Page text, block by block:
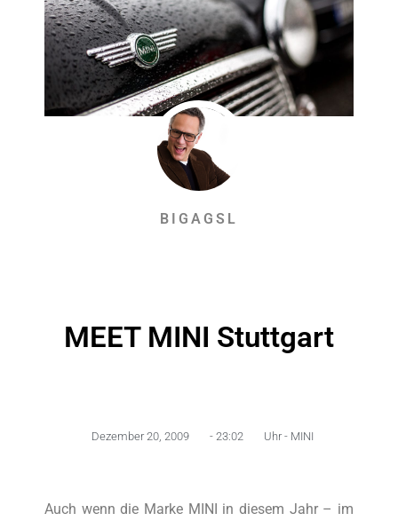
BIGAGSL
MEET MINI Stuttgart
Dezember 20, 2009 - 23:02 Uhr - MINI
Auch wenn die Marke MINI in diesem Jahr – im